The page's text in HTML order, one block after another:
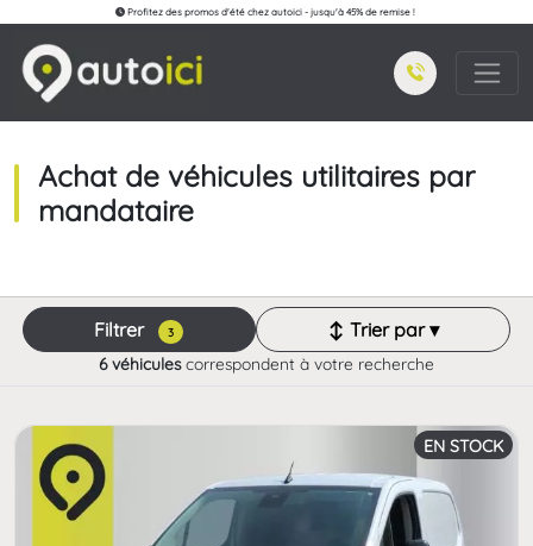
Profitez des promos d'été chez autoici - jusqu'à 45% de remise !
Achat de véhicules utilitaires par
mandataire
Filtrer 3 ↕ Trier par ▾
6 véhiculescorrespondent à votre recherche
EN STOCK